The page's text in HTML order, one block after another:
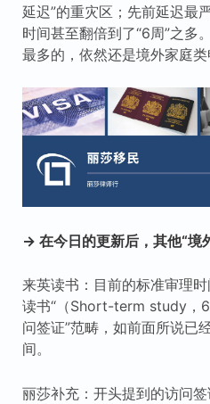
延迟”的重灾区；先前延迟最
时间甚至翻倍到了“6周”之多
最多的，依然还是境外家庭类
→ 在今日的更新后，其他“境
来英读书：目前的标准审理
读书“（Short-term study，
问签证”范畴，如前面所说已
间。
丽莎补充：开头提到的访问